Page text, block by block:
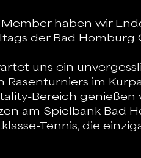
haben wir
der Bad Homburg
uns ein
im
Bereich
am Spielbank Bad
Tennis, die